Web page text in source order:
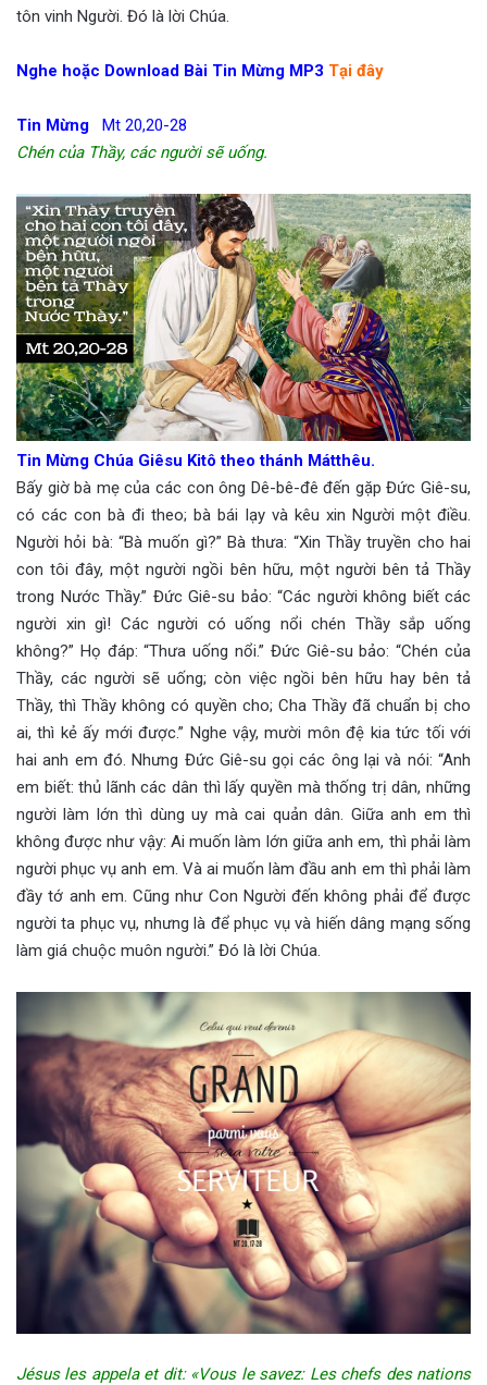
tôn vinh Người. Đó là lời Chúa.
Nghe hoặc Download Bài Tin Mừng MP3 Tại đây
Tin Mừng Mt 20,20-28
Chén của Thầy, các người sẽ uống.
Tin Mừng Chúa Giêsu Kitô theo thánh Mátthêu.
Bấy giờ bà mẹ của các con ông Dê-bê-đê đến gặp Đức Giê-su,
có các con bà đi theo; bà bái lạy và kêu xin Người một điều.
Người hỏi bà: “Bà muốn gì?” Bà thưa: “Xin Thầy truyền cho hai
con tôi đây, một người ngồi bên hữu, một người bên tả Thầy
trong Nước Thầy.” Đức Giê-su bảo: “Các người không biết các
người xin gì! Các người có uống nổi chén Thầy sắp uống
không?” Họ đáp: “Thưa uống nổi.” Đức Giê-su bảo: “Chén của
Thầy, các người sẽ uống; còn việc ngồi bên hữu hay bên tả
Thầy, thì Thầy không có quyền cho; Cha Thầy đã chuẩn bị cho
ai, thì kẻ ấy mới được.” Nghe vậy, mười môn đệ kia tức tối với
hai anh em đó. Nhưng Đức Giê-su gọi các ông lại và nói: “Anh
em biết: thủ lãnh các dân thì lấy quyền mà thống trị dân, những
người làm lớn thì dùng uy mà cai quản dân. Giữa anh em thì
không được như vậy: Ai muốn làm lớn giữa anh em, thì phải làm
người phục vụ anh em. Và ai muốn làm đầu anh em thì phải làm
đầy tớ anh em. Cũng như Con Người đến không phải để được
người ta phục vụ, nhưng là để phục vụ và hiến dâng mạng sống
làm giá chuộc muôn người.” Đó là lời Chúa.
Jésus les appela et dit: «Vous le savez: Les chefs des nations